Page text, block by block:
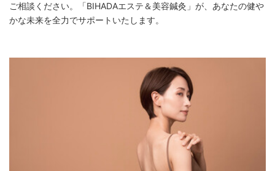
ご相談ください。「BIHADAエステ＆美容鍼灸」が、あなたの健や
かな未来を全力でサポートいたします。